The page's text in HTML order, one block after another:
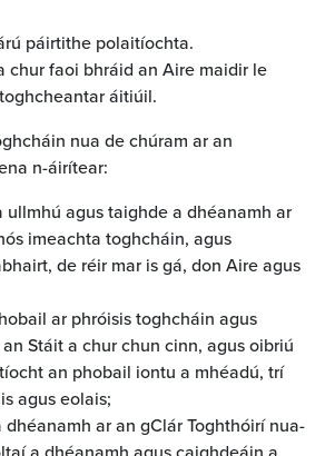
páirtithe polaitíochta.
chur faoi bhráid an Aire maidir le
áitiúil.
nua de chúram ar an
n-áirítear:
ullmhú agus taighde a dhéanamh ar
imeachta toghcháin, agus
de réir mar is gá, don Aire agus
ar phróisis toghcháin agus
Stáit a chur chun cinn, agus oibriú
an phobail iontu a mhéadú, trí
agus eolais;
dhéanamh ar an gClár Toghthóirí nua-
a dhéanamh agus caighdeáin a